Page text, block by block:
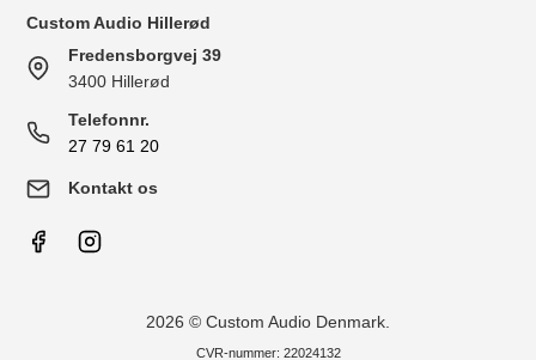
Custom Audio Hillerød
Fredensborgvej 39
3400 Hillerød
Telefonnr.
27 79 61 20
Kontakt os
2026 © Custom Audio Denmark.
CVR-nummer: 22024132